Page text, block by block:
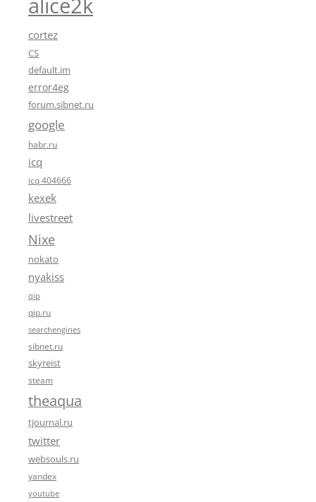
cortez
CS
default.im
error4eg
forum.sibnet.ru
google
habr.ru
icq
icq 404666
kexek
livestreet
Nixe
nokato
nyakiss
qip
qip.ru
searchengines
sibnet.ru
skyreist
steam
theaqua
tjournal.ru
twitter
websouls.ru
yandex
youtube